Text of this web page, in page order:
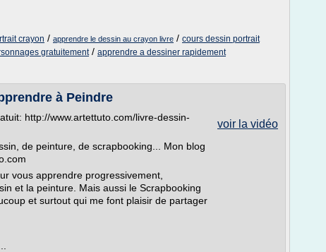
crayon / apprendre le dessin au crayon livre / cours dessin portrait
gratuitement/ apprendre a dessiner rapidement
à Peindre
voir la vidéo
http://www.artettuto.com/livre-dessin-
de peinture, de scrapbooking... Mon blog
vous apprendre progressivement,
et la peinture. Mais aussi le Scrapbooking
et surtout qui me font plaisir de partager